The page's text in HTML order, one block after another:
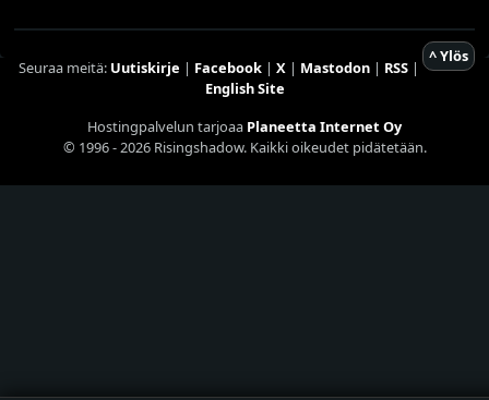
^ Ylös
Seuraa meitä: Uutiskirje | Facebook| X| Mastodon| RSS|
English Site
Hostingpalvelun tarjoaa Planeetta Internet Oy
© 1996 - 2026 Risingshadow. Kaikki oikeudet pidätetään.